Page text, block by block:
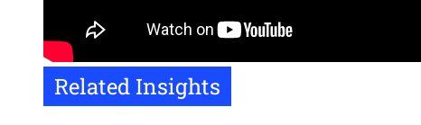
Related Insights